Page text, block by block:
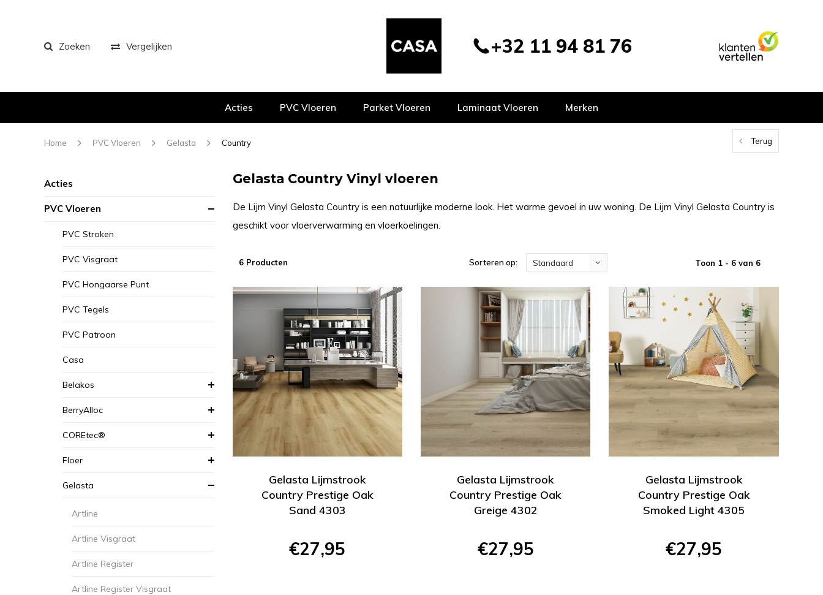
Zoeken Vergelijken +32 11 94 81 76
Acties PVC Vloeren Parket Vloeren Laminaat Vloeren Merken
Home PVC Vloeren Gelasta Country Terug
Acties
PVC Vloeren
PVC Stroken
PVC Visgraat
PVC Hongaarse Punt
PVC Tegels
PVC Patroon
Casa
Belakos
BerryAlloc
COREtec®
Floer
Gelasta
Artline
Artline Visgraat
Artline Register
Artline Register Visgraat
Gelasta Country Vinyl vloeren
De Lijm Vinyl Gelasta Country is een natuurlijke moderne look. Het warme gevoel in uw woning. De Lijm Vinyl Gelasta Country is
geschikt voor vloerverwarming en vloerkoelingen.
6 Producten Sorteren op: Standaard Toon 1 - 6 van 6
Gelasta Lijmstrook
Country Prestige Oak
Sand 4303
€27,95
Gelasta Lijmstrook
Country Prestige Oak
Greige 4302
€27,95
Gelasta Lijmstrook
Country Prestige Oak
Smoked Light 4305
€27,95